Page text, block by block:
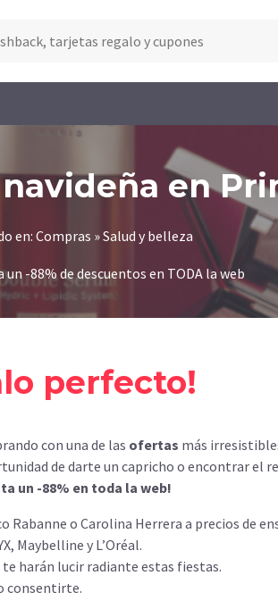
en
en: Compras » Salud y belleza
-88% de descuentos en TODA la web
perfecto!
con una de las ofertas más
de darte un capricho o encontrar el
un -88% en toda la web!
Rabanne o Carolina Herrera a precios de
Maybelline y L’Oréal.
harán lucir radiante estas fiestas.
consentirte.